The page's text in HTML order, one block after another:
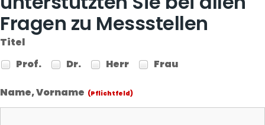
Fragen zu Messstellen
Titel
Prof.
Dr. Herr Frau
Name, Vorname (Pflichtfeld)